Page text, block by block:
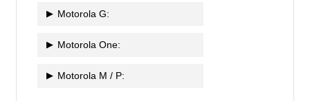
Motorola G:
Motorola One:
Motorola M / P: